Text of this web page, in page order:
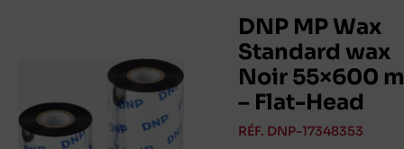
DNP MP Wax
Standard wax
Noir 55×600
– Flat-Head
RÉF. DNP-17348353